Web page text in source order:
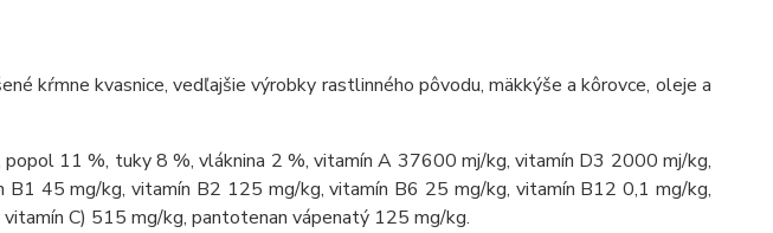
kŕmne kvasnice, vedľajšie výrobky rastlinného pôvodu, mäkkýše a kôrovce, oleje a
11 %, tuky 8 %, vláknina 2 %, vitamín A 37600 mj/kg, vitamín D3 2000 mj/kg,
45 mg/kg, vitamín B2 125 mg/kg, vitamín B6 25 mg/kg, vitamín B12 0,1 mg/kg,
C) 515 mg/kg, pantotenan vápenatý 125 mg/kg.